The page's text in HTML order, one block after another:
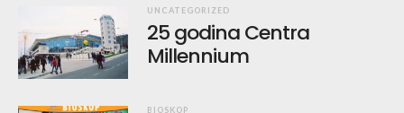
UNCATEGORIZED
25 godina Centra
Millennium
BIOSKOP